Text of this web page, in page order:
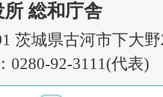
総和庁舎
茨城県古河市下大
0280-92-3111(代表)